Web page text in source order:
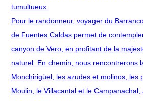
tumultueux.
Pour le randonneur, voyager du
de Fuentes Caldas permet de
canyon de Vero, en profitant de la
naturel. En chemin, nous rencontrerons
Monchirigüel, les azudes et molinos, les
Moulin, le Villacantal et le